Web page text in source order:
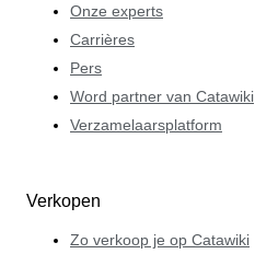
Onze experts
Carrières
Pers
Word partner van Catawiki
Verzamelaarsplatform
Verkopen
Zo verkoop je op Catawiki